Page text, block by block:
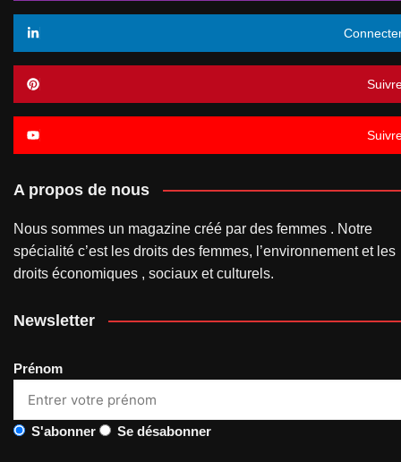
A propos de nous
Nous sommes un magazine créé par des femmes . Notre
spécialité c’est les droits des femmes, l’environnement et les
droits économiques , sociaux et culturels.
Newsletter
Prénom
S'abonner Se désabonner